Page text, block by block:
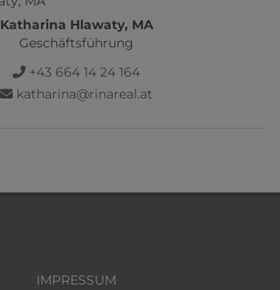
Katharina Hlawaty, MA
Geschäftsführung
+43 664 14 24 164
katharina@rinareal.at
IMPRESSUM